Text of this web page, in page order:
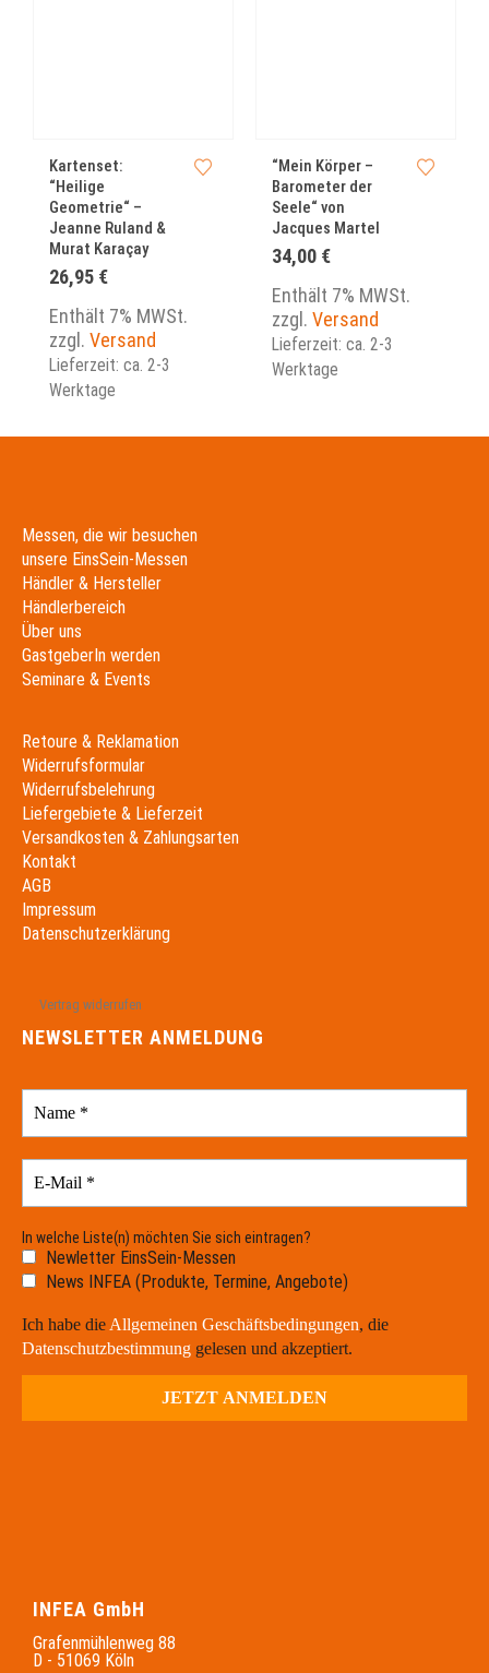
Kartenset:
“Heilige
Geometrie“ –
Jeanne Ruland &
Murat Karaçay
26,95 €
Enthält 7% MWSt.
zzgl. Versand
Lieferzeit: ca. 2-3
Werktage
“Mein Körper –
Barometer der
Seele“ von
Jacques Martel
34,00 €
Enthält 7% MWSt.
zzgl. Versand
Lieferzeit: ca. 2-3
Werktage
Messen, die wir besuchen
unsere EinsSein-Messen
Händler & Hersteller
Händlerbereich
Über uns
GastgeberIn werden
Seminare & Events
Retoure & Reklamation
Widerrufsformular
Widerrufsbelehrung
Liefergebiete & Lieferzeit
Versandkosten & Zahlungsarten
Kontakt
AGB
Impressum
Datenschutzerklärung
Vertrag widerrufen
NEWSLETTER ANMELDUNG
In welche Liste(n) möchten Sie sich eintragen?
Newletter EinsSein-Messen
News INFEA (Produkte, Termine, Angebote)
Ich habe die Allgemeinen Geschäftsbedingungen, die
Datenschutzbestimmung gelesen und akzeptiert.
INFEA GmbH
Grafenmühlenweg 88
D - 51069 Köln